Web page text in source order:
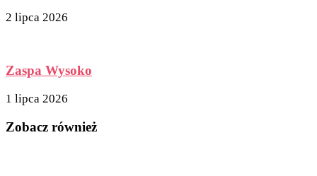
2 lipca 2026
Zaspa Wysoko
1 lipca 2026
Zobacz również